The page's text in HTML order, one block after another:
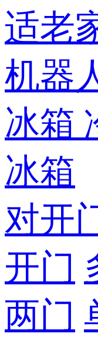
适老
机器
冰箱
冰箱
对开
开门
两门